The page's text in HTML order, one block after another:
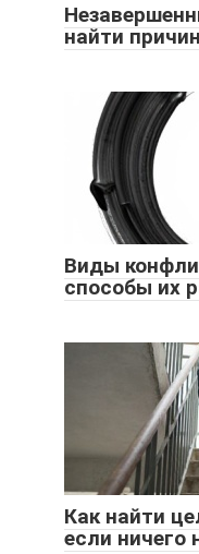
найти
Виды
способы их
Как найти
если ничего